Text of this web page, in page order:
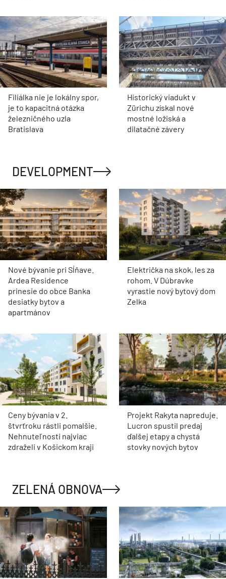
Filiálka nie je lokálny spor,
je to kapacitná otázka
železničného uzla
Bratislava
Historický viadukt v
Zürichu získal nové
mostné ložiská a
dilatačné závery
DEVELOPMENT
Nové bývanie pri Sĺňave.
Ardea Residence
prinesie do obce Banka
desiatky bytov a
apartmánov
Električka na skok, les za
rohom. V Dúbravke
vyrastie nový bytový dom
Zelka
Ceny bývania v 2.
štvrťroku rástli pomalšie.
Nehnuteľnosti najviac
zdraželi v Košickom kraji
Projekt Rakyta napreduje.
Lucron spustil predaj
ďalšej etapy a chystá
stovky nových bytov
ZELENÁ OBNOVA